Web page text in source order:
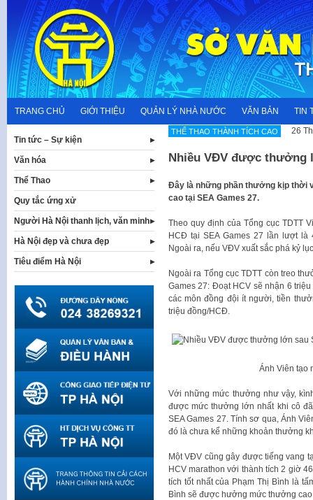
content
TRANG CHỦ GIỚI THIỆU QUẢN LÝ NHÀ NƯỚC VĂN BẢN TIN
THẾ THAO THÀNH TÍCH CAO 26
Nhiều VĐV được thưởng
​Đây là những phần thưởng kịp thời
cao tại SEA Games 27.
​Theo quy định của Tổng cục TDTT
HCĐ tại SEA Games 27 lần lượt là
Ngoài ra, nếu VĐV xuất sắc phá kỷ
Ngoài ra Tổng cục TDTT còn treo
Games 27: Đoạt HCV sẽ nhận 6
các môn đồng đội ít người, tiền
triệu đồng/HCĐ.
Ánh Viên tạo
Với những mức thưởng như vậy,
được mức thưởng lớn nhất khi cô
SEA Games 27. Tính sơ qua, Ánh
đó là chưa kể những khoản thưởng
Một VĐV cũng gây được tiếng vang
HCV marathon với thành tích 2 giờ
tích tốt nhất của Phạm Thị Bình là
Bình sẽ được hưởng mức thưởng
Tin tức – Sự kiện
Văn hóa
Thể Thao
Quy tắc ứng xử
Người Hà Nội thanh lịch, văn minh
Hà Nội đẹp và chưa đẹp
Tiêu điểm Hà Nội